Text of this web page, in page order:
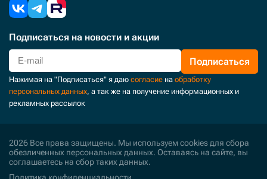
Подписаться на новости и акции
Подписаться
Нажимая на "Подписаться" я даю согласие на обработку
персональных данных, а так же на получение информационных и
рекламных рассылок
2026 Все права защищены. Мы используем cookies для сбора
обезличенных персональных данных. Оставаясь на сайте, вы
соглашаетесь на сбор таких данных.